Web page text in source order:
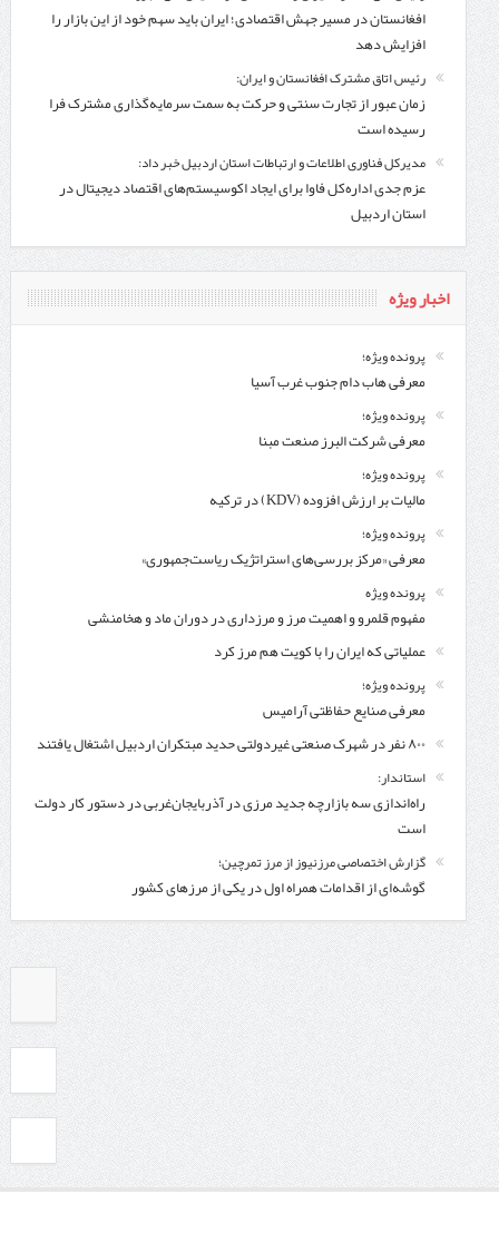
افغانستان در مسیر جهش اقتصادی؛ ایران باید سهم خود از این بازار را
افزایش دهد
رئیس اتاق مشترک افغانستان و ایران:
زمان عبور از تجارت سنتی و حرکت به سمت سرمایه‌گذاری مشترک فرا
رسیده است
مدیرکل فناوری اطلاعات و ارتباطات استان اردبیل خبر داد:
عزم جدی اداره‌کل فاوا برای ایجاد اکوسیستم‌های اقتصاد دیجیتال در
استان اردبیل
اخبار ویژه
پرونده ویژه؛
معرفی هاب دام جنوب غرب آسیا
پرونده ویژه؛
معرفی شركت البرز صنعت مبنا
پرونده ویژه؛
مالیات بر ارزش افزوده (KDV) در ترکیه
پرونده ویژه؛
معرفی «مرکز بررسی‌های استراتژیک ریاست‌جمهوری»
پرونده ویژه
مفهوم قلمرو و اهمیت مرز و مرزداری در دوران ماد و هخامنشی
عملیاتی که ایران را با کویت هم مرز کرد
پرونده ویژه؛
معرفی صنایع حفاظتی آرامیس
۸۰۰ نفر در شهرک صنعتی غیردولتی حدید مبتکران اردبیل اشتغال یافتند
استاندار:
راه‌اندازی سه بازارچه جدید مرزی در آذربایجان‌غربی در دستور کار دولت
است
گزارش اختصاصی مرزنیوز از مرز تمرچین؛
گوشه‌ای از اقدامات همراه اول در یکی از مرزهای کشور